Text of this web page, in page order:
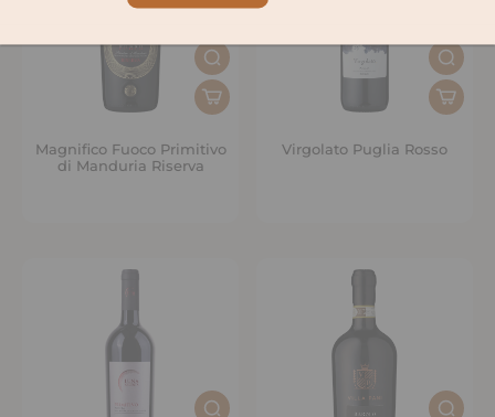
Magnifico Fuoco Primitivo
di Manduria Riserva
Virgolato Puglia Rosso